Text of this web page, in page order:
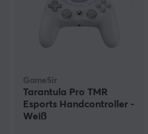
GameSir
Tarantula Pro TMR
Esports Handcontroller -
Weiß